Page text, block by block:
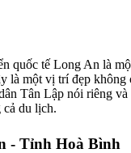
quốc tế Long An là
một vị trí đẹp
Tân Lập nói riêng
du lịch.
- Tỉnh Hoà Bình